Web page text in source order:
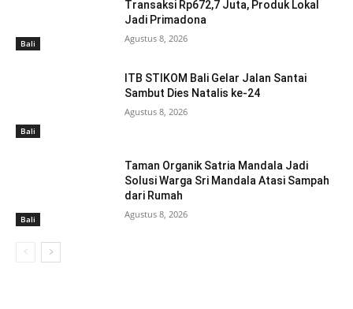
Bali
Transaksi Rp672,7 Juta, Produk Lokal
Jadi Primadona
Agustus 8, 2026
Bali
ITB STIKOM Bali Gelar Jalan Santai
Sambut Dies Natalis ke-24
Agustus 8, 2026
Bali
Taman Organik Satria Mandala Jadi
Solusi Warga Sri Mandala Atasi Sampah
dari Rumah
Agustus 8, 2026